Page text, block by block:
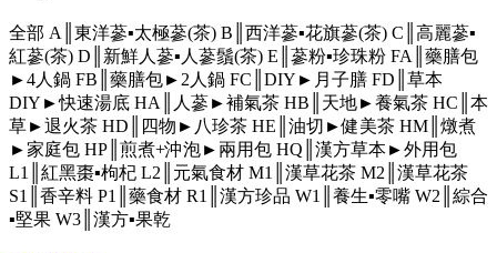
全部 A║東洋蔘▪太極蔘(茶) B║西洋蔘▪花旗蔘(茶) C║高麗蔘▪
紅蔘(茶) D║新鮮人蔘▪人蔘鬚(茶) E║蔘粉▪珍珠粉 FA║藥膳包
►4人鍋 FB║藥膳包►2人鍋 FC║DIY►月子膳 FD║草本
DIY►快速湯底 HA║人蔘►補氣茶 HB║天地►養氣茶 HC║本
草►退火茶 HD║四物►八珍茶 HE║油切►健美茶 HM║燉煮
►家庭包 HP║煎煮+沖泡►兩用包 HQ║漢方草本►外用包
L1║紅黑棗▪枸杞 L2║元氣食材 M1║漢草花茶 M2║漢草花茶
S1║香辛料 P1║藥食材 R1║漢方珍品 W1║養生▪零嘴 W2║綜合
▪堅果 W3║漢方▪果乾